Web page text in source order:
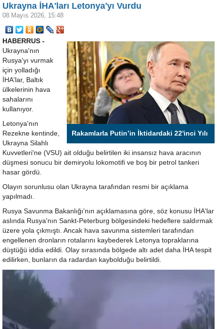
Ukrayna İHA'ları Letonya'yı Vurdu
08 Mayıs 2026, 15:48
Rakamlarla Putin’in İktidardaki 22'inci Yılı
HABERRUS -
Ukrayna'nın
Rusya'yı vurmak
için yolladığı
İHA'lar, Baltık
ülkelerinin hava
sahalarını
kullanıyor.
Letonya'nın
Rezekne kentinde,
Ukrayna Silahlı
Kuvvetleri'ne (VSU) ait olduğu belirtilen iki insansız hava aracının
düşmesi sonucu bir demiryolu lokomotifi ve boş bir petrol tankeri
hasar gördü.
Olayın sorunlusu olan Ukrayna tarafından resmi bir açıklama
yapılmadı.
Rusya Savunma Bakanlığı'nın açıklamasına göre, söz konusu İHA'lar
aslında Rusya'nın Sankt-Peterburg bölgesindeki hedeflere saldırmak
üzere yola çıkmıştı. Ancak hava savunma sistemleri tarafından
engellenen dronların rotalarını kaybederek Letonya topraklarına
düştüğü iddia edildi. Olay sırasında bölgede altı adet daha İHA tespit
edilirken, bunların da radardan kaybolduğu belirtildi.